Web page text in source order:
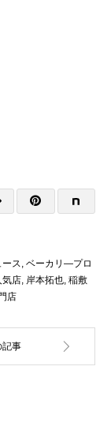
ース, ベーカリ―プロ
気店, 岸本拓也, 稲敷
店